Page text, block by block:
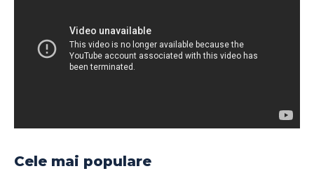
Cele mai populare